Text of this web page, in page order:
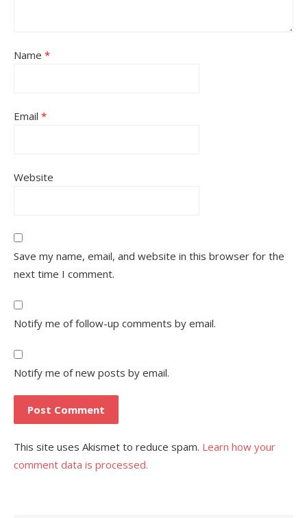
Name *
Email *
Website
Save my name, email, and website in this browser for the
next time I comment.
Notify me of follow-up comments by email.
Notify me of new posts by email.
This site uses Akismet to reduce spam. Learn how your
comment data is processed.